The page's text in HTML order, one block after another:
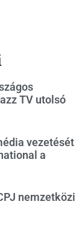
TV utolsó
vezetését
a
nemzetközi